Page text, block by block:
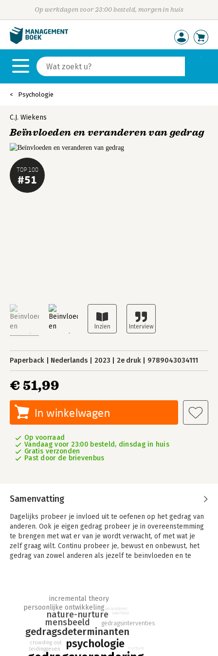
Op werkdagen voor 23:00 besteld, morgen in huis
Psychologie
TOP 100
#51
C.J. Wiekens
Beïnvloeden en veranderen van gedrag
Paperback Nederlands 2023 2e druk 9789043034111
€ 51,99
In winkelwagen
Op voorraad
Vandaag voor 23:00 besteld, dinsdag in huis
Gratis verzonden
Past door de brievenbus
Samenvatting
Dagelijks probeer je invloed uit te oefenen op het gedrag van
anderen. Ook je eigen gedrag probeer je in overeenstemming
te brengen met wat er van je wordt verwacht, of met wat je
zelf graag wilt. Continu probeer je, bewust en onbewust, het
gedrag van zowel anderen als jezelf te beïnvloeden en te
gedragsveranderingen leiden?
In Beïnvloeden en veranderen van gedrag komen (actuele)
psychologische theorieën aan bod over hoe
gedragsverandering tot stand komt. In het boek staat zowel de
theorie centraal alsook de dagelijkse praktijk waarin
professionals het gedrag van anderen proberen te
psychologie
gedragsdeterminanten
mensbeeld
nature-nurture
persoonlijke ontwikkeling
incremental theory
gedragsinterventies
leidinggeven
crowding out
veranderen
overheid
nurture